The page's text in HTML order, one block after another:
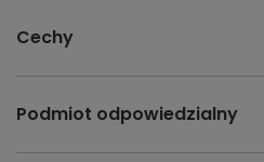
Cechy
Podmiot odpowiedzialny